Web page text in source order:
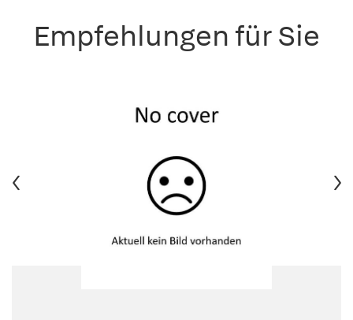
Empfehlungen für Sie